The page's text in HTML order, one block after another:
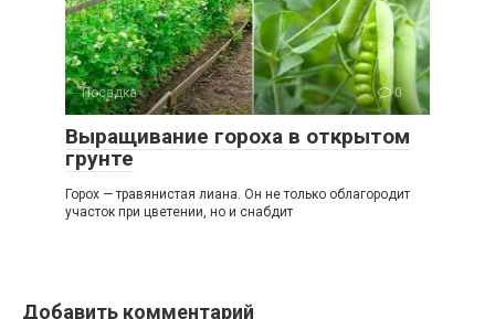
Посадка 0
Выращивание гороха в открытом
грунте
Горох — травянистая лиана. Он не только облагородит
участок при цветении, но и снабдит
Добавить комментарий